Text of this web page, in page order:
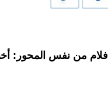
افلام من نفس المحور: